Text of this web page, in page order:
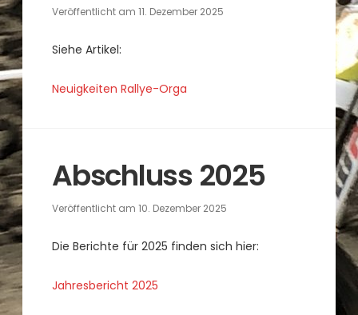
Veröffentlicht am11. Dezember 2025
Siehe Artikel:
Neuigkeiten Rallye-Orga
Abschluss 2025
Veröffentlicht am10. Dezember 2025
Die Berichte für 2025 finden sich hier:
Jahresbericht 2025